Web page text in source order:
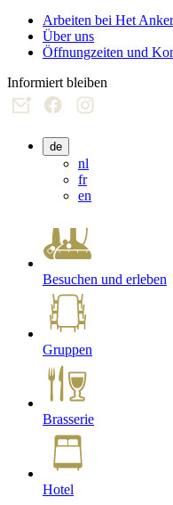
Arbeiten bei Het Anker
Über uns
Öffnungzeiten und
Informiert bleiben
de
nl
fr
en
Besuchen und erleben
Gruppen
Brasserie
Hotel